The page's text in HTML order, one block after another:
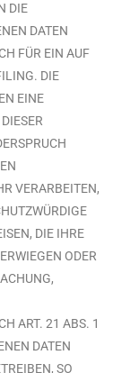
DIE
DATEN
FÜR EIN AUF
DIE
EINE
VERARBEITEN,
DIE IHRE
ODER
ART. 21 ABS. 1
DATEN
SO